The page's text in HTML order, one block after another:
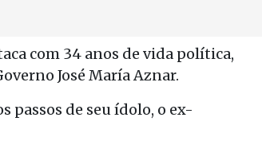
com 34 anos de vida política,
José María Aznar.
passos de seu ídolo, o ex-